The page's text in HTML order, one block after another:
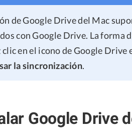
de Google Drive del Mac
con Google Drive. La forma
en el icono de Google Drive
la sincronización.
Google Drive